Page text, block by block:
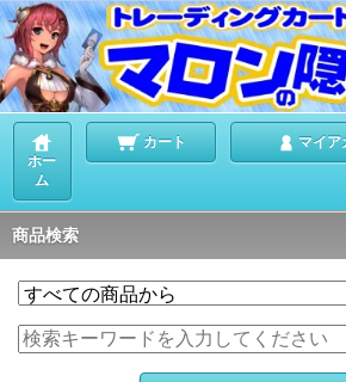
ホー
ム
カート マイア
商品検索